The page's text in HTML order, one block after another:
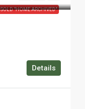
SOLD "HOME ARCHIVED"
Details